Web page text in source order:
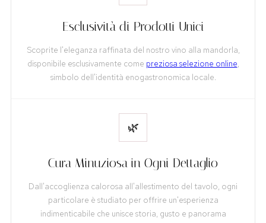
Esclusività di Prodotti Unici
Scoprite l'eleganza raffinata del nostro vino alla mandorla,
disponibile esclusivamente come preziosa selezione online
simbolo dell'identità enogastronomica locale.
🌿
Cura Minuziosa in Ogni Dettaglio
Dall'accoglienza calorosa all'allestimento del tavolo, ogni
particolare è studiato per offrire un'esperienza
indimenticabile che unisce storia, gusto e panorama